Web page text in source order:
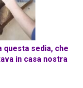
sedia, che
in casa nostra